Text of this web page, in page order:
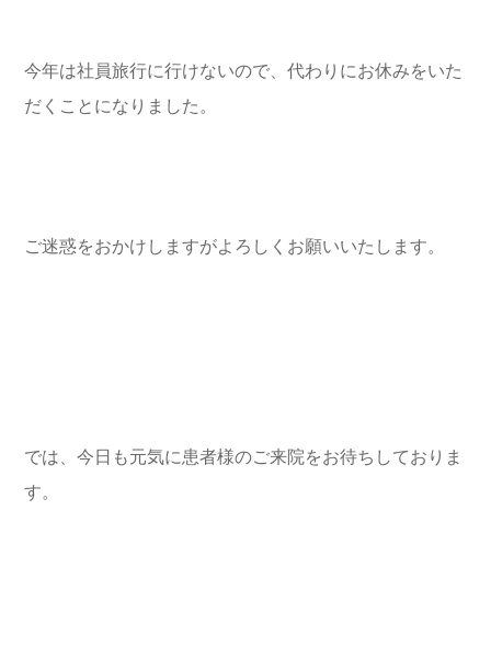
今年は社員旅行に行けないので、代わりにお休みをいた
だくことになりました。
ご迷惑をおかけしますがよろしくお願いいたします。
では、今日も元気に患者様のご来院をお待ちしておりま
す。